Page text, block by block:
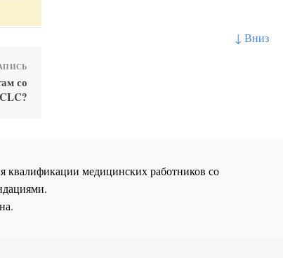
↓ Вниз
со
квалификации медицинских работников со